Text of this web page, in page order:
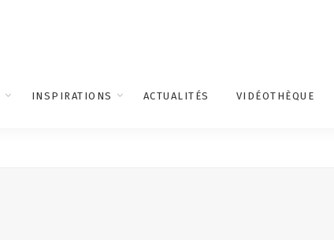
INSPIRATIONS ACTUALITÉS VIDÉOTHÈQUE